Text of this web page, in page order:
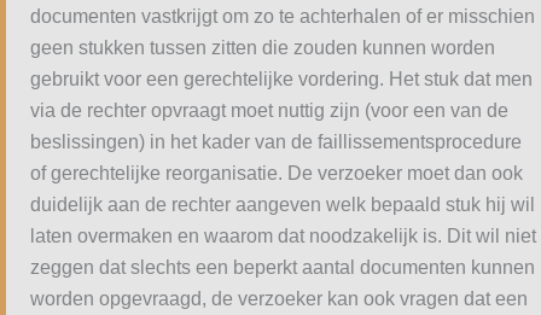
documenten vastkrijgt om zo te achterhalen of er misschien
geen stukken tussen zitten die zouden kunnen worden
gebruikt voor een gerechtelijke vordering. Het stuk dat men
via de rechter opvraagt moet nuttig zijn (voor een van de
beslissingen) in het kader van de faillissementsprocedure
of gerechtelijke reorganisatie. De verzoeker moet dan ook
duidelijk aan de rechter aangeven welk bepaald stuk hij wil
laten overmaken en waarom dat noodzakelijk is. Dit wil niet
zeggen dat slechts een beperkt aantal documenten kunnen
worden opgevraagd, de verzoeker kan ook vragen dat een